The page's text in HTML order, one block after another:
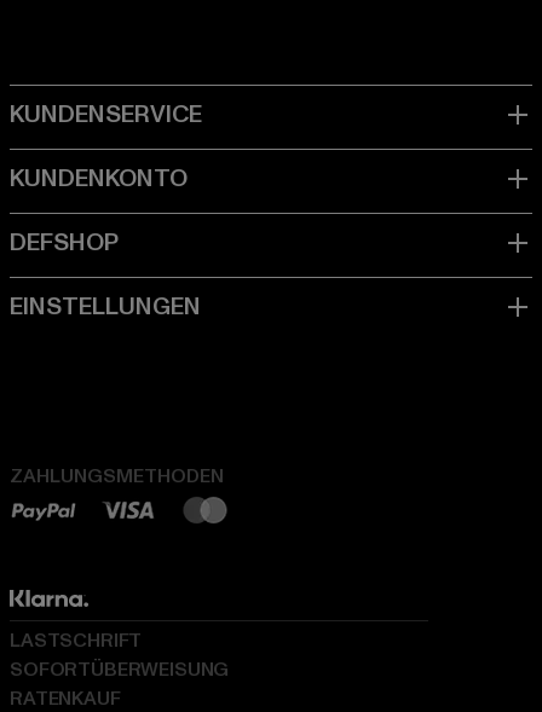
ZAHLUNGSMETHODEN
LASTSCHRIFT
SOFORTÜBERWEISUNG
RATENKAUF